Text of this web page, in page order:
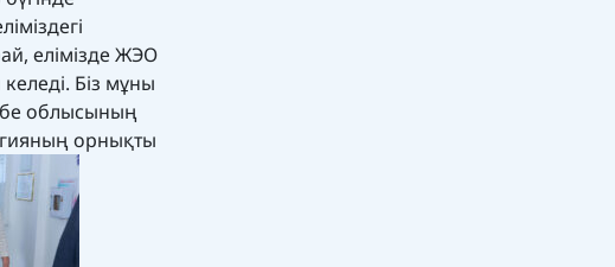
елімізде ЖЭО
Біз мұны
облысының
орнықты